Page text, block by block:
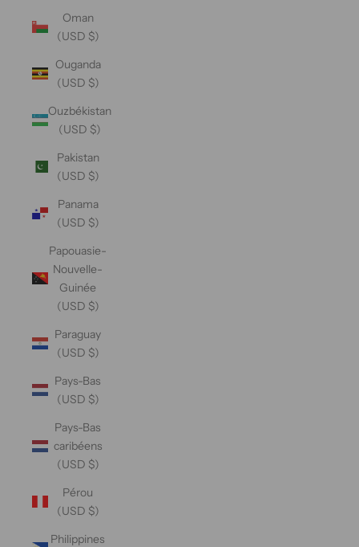
Oman
(USD $)
Ouganda
(USD $)
Ouzbékistan
(USD $)
Pakistan
(USD $)
Panama
(USD $)
Papouasie-
Nouvelle-
Guinée
(USD $)
Paraguay
(USD $)
Pays-Bas
(USD $)
Pays-Bas
caribéens
(USD $)
Pérou
(USD $)
Philippines